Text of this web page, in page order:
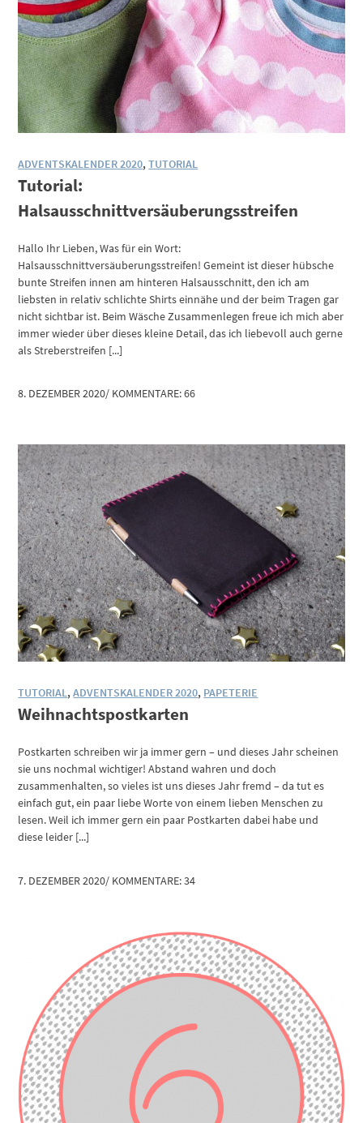
ADVENTSKALENDER 2020,TUTORIAL
Tutorial:
Halsausschnittversäuberungsstreifen
Hallo Ihr Lieben, Was für ein Wort:
Halsausschnittversäuberungsstreifen! Gemeint ist dieser hübsche
bunte Streifen innen am hinteren Halsausschnitt, den ich am
liebsten in relativ schlichte Shirts einnähe und der beim Tragen gar
nicht sichtbar ist. Beim Wäsche Zusammenlegen freue ich mich aber
immer wieder über dieses kleine Detail, das ich liebevoll auch gerne
als Streberstreifen [...]
8. DEZEMBER 2020/ KOMMENTARE: 66
TUTORIAL,ADVENTSKALENDER 2020, PAPETERIE
Weihnachtspostkarten
Postkarten schreiben wir ja immer gern – und dieses Jahr scheinen
sie uns nochmal wichtiger! Abstand wahren und doch
zusammenhalten, so vieles ist uns dieses Jahr fremd – da tut es
einfach gut, ein paar liebe Worte von einem lieben Menschen zu
lesen. Weil ich immer gern ein paar Postkarten dabei habe und
diese leider [...]
7. DEZEMBER 2020/ KOMMENTARE: 34